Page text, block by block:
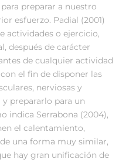
preparar a nuestro
esfuerzo. Padial (2001)
actividades o ejercicio,
después de carácter
de cualquier actividad
el fin de disponer las
nerviosas y
prepararlo para un
indica Serrabona (2004),
el calentamiento,
una forma muy similar,
hay gran unificación de